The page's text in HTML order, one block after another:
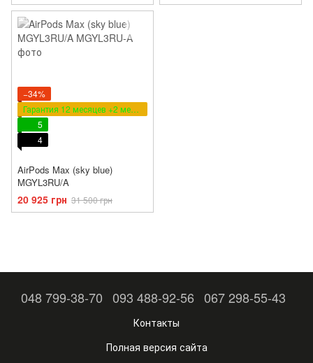
−34%
Гарантия 12 месяцев +2 месяца в подарок
5
4
AirPods Max (sky blue)
MGYL3RU/A
20 925 грн 31 500 грн
048 799-38-70 093 488-92-56 067 298-55-43
Контакты
Полная версия сайта